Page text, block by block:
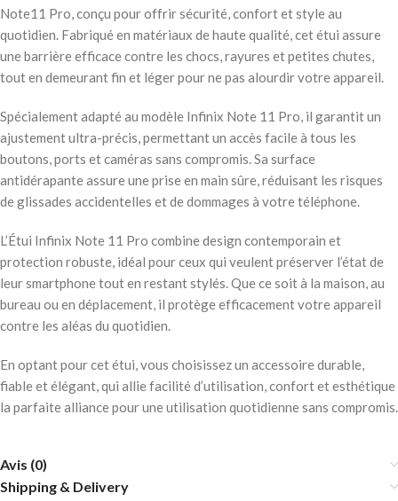
Note11 Pro, conçu pour offrir sécurité, confort et style au
quotidien. Fabriqué en matériaux de haute qualité, cet étui assure
une barrière efficace contre les chocs, rayures et petites chutes,
tout en demeurant fin et léger pour ne pas alourdir votre appareil.
Spécialement adapté au modèle Infinix Note 11 Pro, il garantit un
ajustement ultra-précis, permettant un accès facile à tous les
boutons, ports et caméras sans compromis. Sa surface
antidérapante assure une prise en main sûre, réduisant les risques
de glissades accidentelles et de dommages à votre téléphone.
L’Étui Infinix Note 11 Pro combine design contemporain et
protection robuste, idéal pour ceux qui veulent préserver l’état de
leur smartphone tout en restant stylés. Que ce soit à la maison, au
bureau ou en déplacement, il protège efficacement votre appareil
contre les aléas du quotidien.
En optant pour cet étui, vous choisissez un accessoire durable,
fiable et élégant, qui allie facilité d’utilisation, confort et esthétique
la parfaite alliance pour une utilisation quotidienne sans compromis.
Avis (0)
Shipping & Delivery